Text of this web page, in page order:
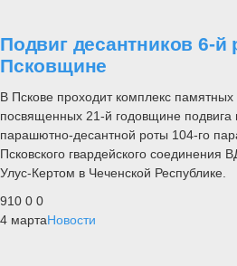
Подвиг десантников 6-й
Псковщине
В Пскове проходит комплекс памятных
посвященных 21-й годовщине подвига
парашютно-десантной роты 104-го
Псковского гвардейского соединения
Улус-Кертом в Чеченской Республике.
910 0 0
4 мартаНовости